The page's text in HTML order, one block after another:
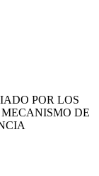
POR LOS
DE